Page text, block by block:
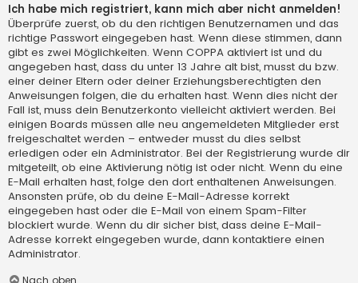
Ich habe mich registriert, kann mich aber nicht anmelden!
Überprüfe zuerst, ob du den richtigen Benutzernamen und das
richtige Passwort eingegeben hast. Wenn diese stimmen, dann
gibt es zwei Möglichkeiten. Wenn COPPA aktiviert ist und du
angegeben hast, dass du unter 13 Jahre alt bist, musst du bzw.
einer deiner Eltern oder deiner Erziehungsberechtigten den
Anweisungen folgen, die du erhalten hast. Wenn dies nicht der
Fall ist, muss dein Benutzerkonto vielleicht aktiviert werden. Bei
einigen Boards müssen alle neu angemeldeten Mitglieder erst
freigeschaltet werden – entweder musst du dies selbst
erledigen oder ein Administrator. Bei der Registrierung wurde dir
mitgeteilt, ob eine Aktivierung nötig ist oder nicht. Wenn du eine
E-Mail erhalten hast, folge den dort enthaltenen Anweisungen.
Ansonsten prüfe, ob du deine E-Mail-Adresse korrekt
eingegeben hast oder die E-Mail von einem Spam-Filter
blockiert wurde. Wenn du dir sicher bist, dass deine E-Mail-
Adresse korrekt eingegeben wurde, dann kontaktiere einen
Administrator.